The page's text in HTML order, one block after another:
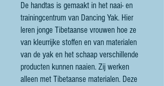
De handtas is gemaakt in het naai- en
trainingcentrum van Dancing Yak. Hier
leren jonge Tibetaanse vrouwen hoe ze
van kleurrijke stoffen en van materialen
van de yak en het schaap verschillende
producten kunnen naaien. Zij werken
alleen met Tibetaanse materialen. Deze